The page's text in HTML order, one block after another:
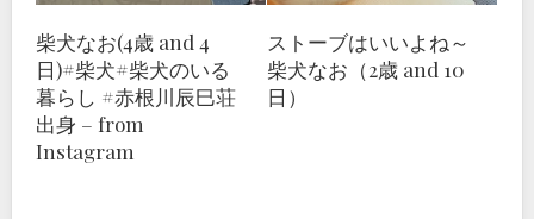
柴犬なお(4歳 and 4
日)#柴犬#柴犬のいる
暮らし #赤根川辰巳荘
出身 – from
Instagram
ストーブはいいよね～
柴犬なお（2歳 and 10
日）